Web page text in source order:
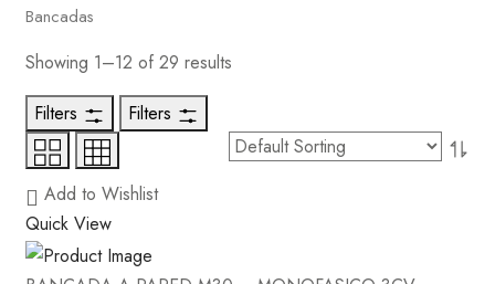
Bancadas
Showing 1–12 of 29 results
Filters
Filters
Add to Wishlist
Quick View